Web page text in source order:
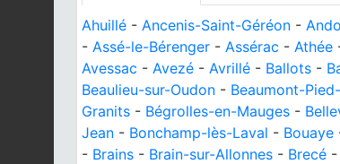
Ahuillé - Ancenis-Saint-Géréon -
- Assé-le-Bérenger - Assérac - Athée
Avessac - Avezé - Avrillé - Ballots -
Beaulieu-sur-Oudon - Beaumont-
Granits - Bégrolles-en-Mauges -
Jean - Bonchamp-lès-Laval - Bouaye
- Brains - Brain-sur-Allonnes - Brecé -